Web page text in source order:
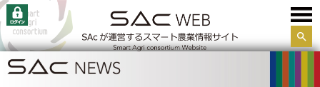
サイ